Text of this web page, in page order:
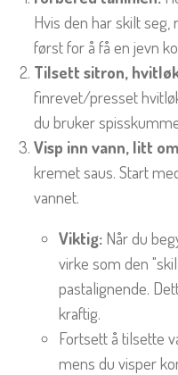
Hvis den har skilt
først for å få en jevn
Tilsett sitron,
finrevet/presset
du bruker
Visp inn vann, litt
kremet saus. Start
vannet.
Viktig: Når du
virke som den
pastalignende.
kraftig.
Fortsett å tilsette
mens du visper